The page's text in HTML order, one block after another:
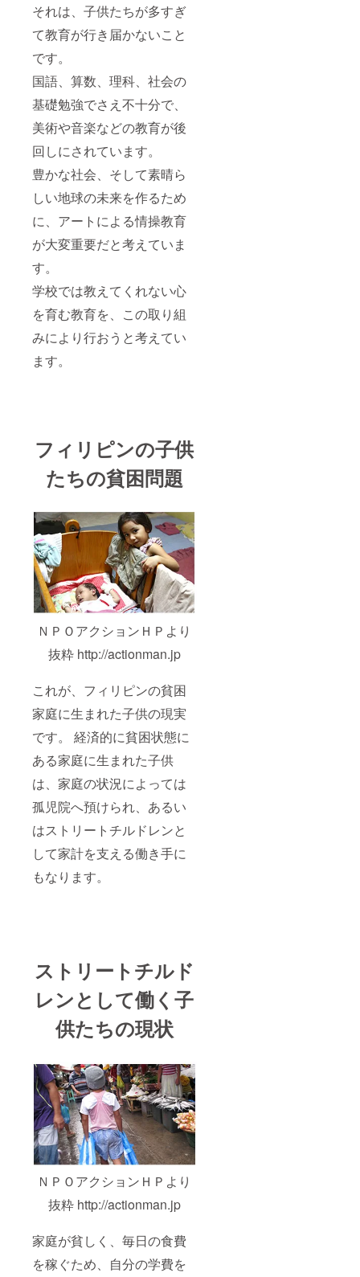
それは、子供たちが多すぎ
て教育が行き届かないこと
です。
国語、算数、理科、社会の
基礎勉強でさえ不十分で、
美術や音楽などの教育が後
回しにされています。
豊かな社会、そして素晴ら
しい地球の未来を作るため
に、アートによる情操教育
が大変重要だと考えていま
す。
学校では教えてくれない心
を育む教育を、この取り組
みにより行おうと考えてい
ます。
フィリピンの子供
たちの貧困問題
ＮＰＯアクションＨＰより
抜粋 http://actionman.jp
これが、フィリピンの貧困
家庭に生まれた子供の現実
です。 経済的に貧困状態に
ある家庭に生まれた子供
は、家庭の状況によっては
孤児院へ預けられ、あるい
はストリートチルドレンと
して家計を支える働き手に
もなります。
ストリートチルド
レンとして働く子
供たちの現状
ＮＰＯアクションＨＰより
抜粋 http://actionman.jp
家庭が貧しく、毎日の食費
を稼ぐため、自分の学費を